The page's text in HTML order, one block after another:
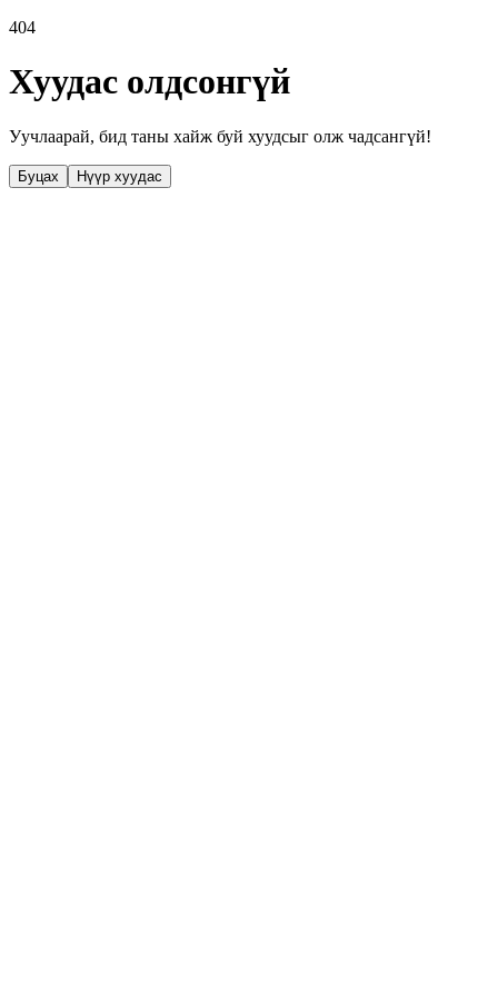
404
Хуудас олдсонгүй
Уучлаарай, бид таны хайж буй хуудсыг олж чадсангүй!
Буцах Нүүр хуудас